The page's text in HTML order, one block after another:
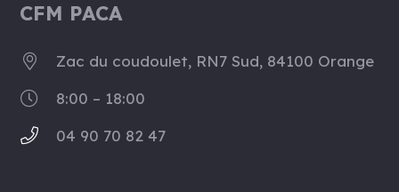
CFM PACA
Zac du coudoulet, RN7 Sud, 84100 Orange
8:00 – 18:00
04 90 70 82 47